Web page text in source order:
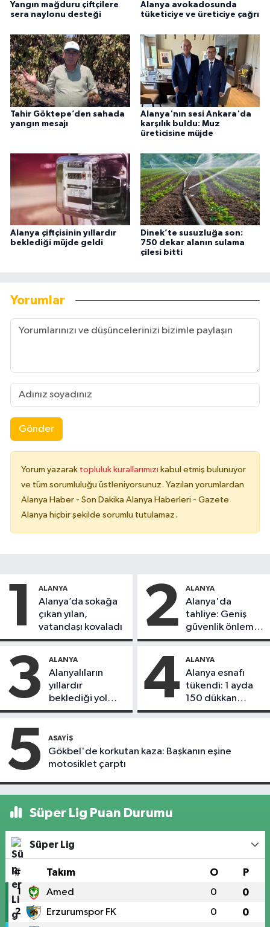
Yangın mağduru çiftçilere
sera naylonu desteği
Alanya avokadosunda
tüketiciye ve üreticiye çağrı
Tahir Göktepe’den sahada
yangın mesajı
Alanya'nın sesi Ankara'da
karşılık buldu: Muz
üreticisine müjde
Alanya çiftçisinin yıllardır
beklediği müjde geldi
Dinek’te susuzluğa son:
750 dekar alanın sulama
çilesi bitti
Yorumlar
Gönder
Yorum yazarak topluluk kurallarımızı kabul etmiş bulunuyor
ve tüm sorumluluğu üstleniyorsunuz. Yazılan yorumlardan
Alanya Haber - Son Dakika Alanya Haberleri - Gazete
Alanya hiçbir şekilde sorumlu tutulamaz.
1 ALANYA
Alanya’da sokağa
çıkan yılan,
vatandaşı kovaladı
2 ALANYA
Alanya'da
tahliye: Geniş
güvenlik önlemi
alındı
3 ALANYA
Alanyalıların
yıllardır
beklediği yol
askıdan döndü
4 ALANYA
Alanya esnafı
tükendi: 1 ayda
150 dükkan
kapandı
5 ASAYIŞ
Gökbel'de korkutan kaza: Başkanın eşine
motosiklet çarptı
Süper Lig Puan Durumu
Süper Lig
# Takım O P
1 Amed 0 0
2 Erzurumspor FK 0 0